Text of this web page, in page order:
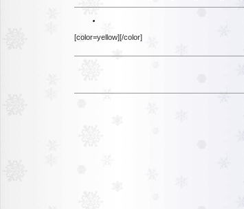
[color=yellow][/color]